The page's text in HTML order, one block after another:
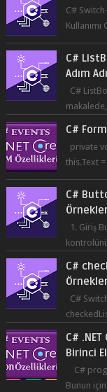
C#
üzerinde
C#
Adım
C#
C#
private
this.Text
Co...
C#
1. Giriş
C#
C#
C#
Birinci
C#
Bunun